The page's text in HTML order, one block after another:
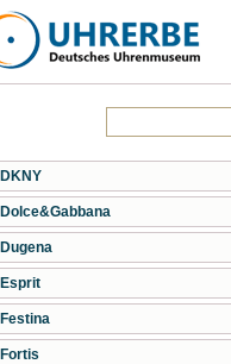
DKNY
Dolce&Gabbana
Dugena
Esprit
Festina
Fortis